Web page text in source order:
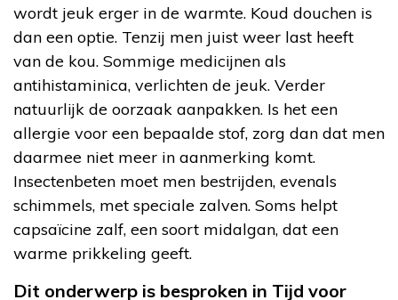
wordt jeuk erger in de warmte. Koud douchen is
dan een optie. Tenzij men juist weer last heeft
van de kou. Sommige medicijnen als
antihistaminica, verlichten de jeuk. Verder
natuurlijk de oorzaak aanpakken. Is het een
allergie voor een bepaalde stof, zorg dan dat men
daarmee niet meer in aanmerking komt.
Insectenbeten moet men bestrijden, evenals
schimmels, met speciale zalven. Soms helpt
capsaïcine zalf, een soort midalgan, dat een
warme prikkeling geeft.
Dit onderwerp is besproken in Tijd voor